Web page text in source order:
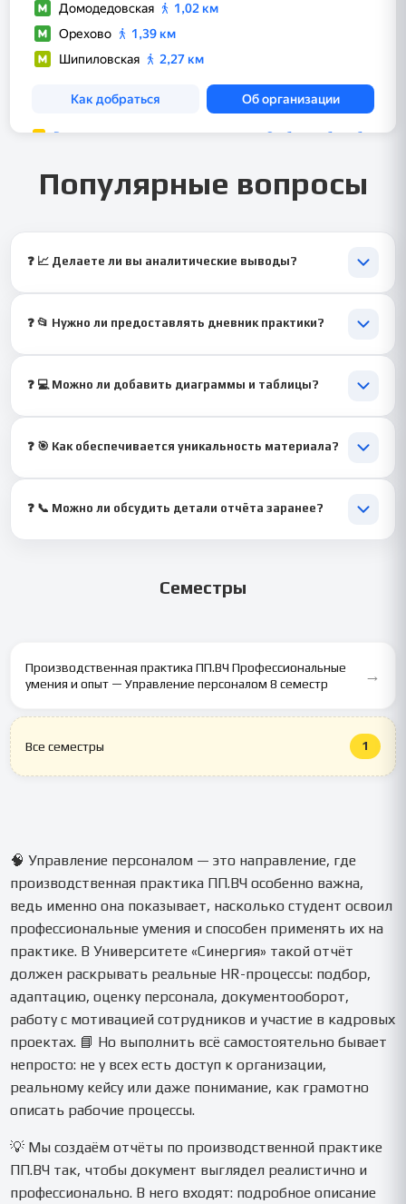
Популярные вопросы
❓ 📈 Делаете ли вы аналитические выводы?
эффективность процессов. Мы оформим их профессионально.
❓ 📂 Нужно ли предоставлять дневник практики?
отчёт и без него.
❓ 💻 Можно ли добавить диаграммы и таблицы?
профессиональность отчёта.
❓ 🎯 Как обеспечивается уникальность материала?
проходит проверку перед отправкой.
❓ 📞 Можно ли обсудить детали отчёта заранее?
Семестры
Производственная практика ПП.ВЧ Профессиональные
умения и опыт — Управление персоналом 8 семестр
→
Все семестры 1
🧠 Управление персоналом — это направление, где
производственная практика ПП.ВЧ особенно важна,
ведь именно она показывает, насколько студент освоил
профессиональные умения и способен применять их на
практике. В Университете «Синергия» такой отчёт
должен раскрывать реальные HR-процессы: подбор,
адаптацию, оценку персонала, документооборот,
работу с мотивацией сотрудников и участие в кадровых
проектах. 📘 Но выполнить всё самостоятельно бывает
непросто: не у всех есть доступ к организации,
реальному кейсу или даже понимание, как грамотно
описать рабочие процессы.
💡 Мы создаём отчёты по производственной практике
ПП.ВЧ так, чтобы документ выглядел реалистично и
профессионально. В него входят: подробное описание